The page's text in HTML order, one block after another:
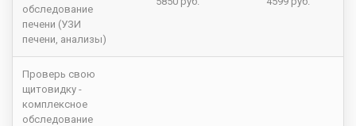
обследование
печени (УЗИ
печени, анализы)
Проверь свою
щитовидку -
комплексное
обследование